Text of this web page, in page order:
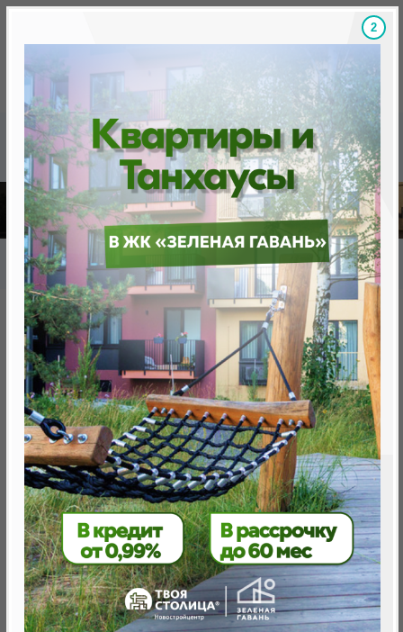
Скидки на новостройки, бонусы Готовые
Главная База новостроек Минска «Минск Мир»
12.14 "Женева", квартал "Западная Европа"
12.14 "Женева", квартал
"Западная Европа"
нет в продаже
Минск, Октябрьский, ул. Жореса Алфёрова
метро «Ковальская Слобода», 566 м
1